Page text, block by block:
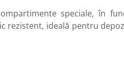
speciale, în
rezistent, ideală pentru